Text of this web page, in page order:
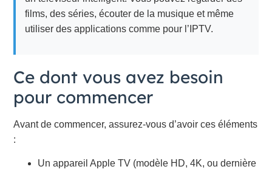
films, des séries, écouter de la musique et même
utiliser des applications comme pour l’IPTV.
Ce dont vous avez besoin
pour commencer
Avant de commencer, assurez-vous d’avoir ces éléments
:
Un appareil Apple TV (modèle HD, 4K, ou dernière